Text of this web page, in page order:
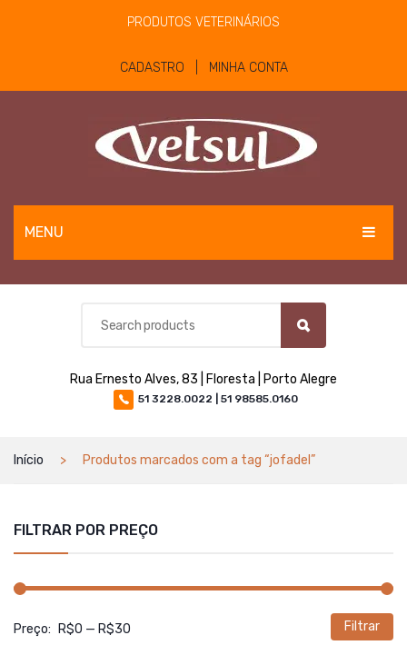
PRODUTOS VETERINÁRIOS
CADASTRO | MINHA CONTA
MENU
EQUINOS
BOVINOS E OVINOS
MATERIAIS E EQUIPAMENTOS
Rua Ernesto Alves, 83 | Floresta | Porto Alegre
51 3228.0022 | 51 98585.0160
Início Produtos marcados com a tag “jofadel”
FILTRAR POR PREÇO
Filtrar
Preço: R$0 — R$30